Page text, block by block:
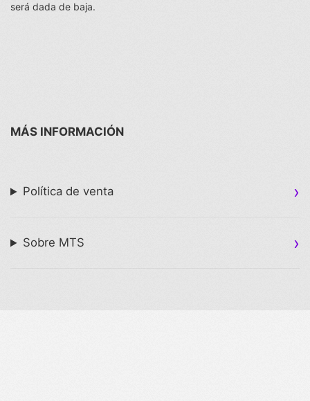
será dada de baja.
MÁS INFORMACIÓN
Política de venta
Sobre MTS